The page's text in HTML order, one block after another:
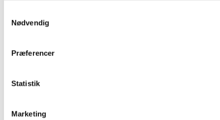
Hvis du tillader det, vil vi også gerne:
Identificere din enhed baseret på en scanning af
Dine valg anvendes på hele websitet.
Nødvendig
Præferencer
Statistik
Marketing
Peugeot
Suzuki
Øvrige informationer